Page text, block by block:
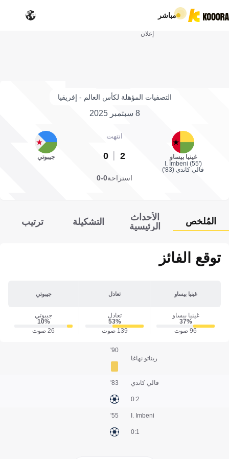
مباشر
إعلان
التصفيات المؤهلة لكأس العالم - إفريقيا
8 سبتمبر 2025
غينيا بيساو
I. Imbeni (55')
فالي كاندي (83')
انتهت
2
0 جيبوتي
استراحة0-0
المُلخص
الأحداث
الرئيسية
التشكيلة ترتيب
توقع الفائز
غينيا بيساو تعادل جيبوتي
غينيا بيساو
37‎%‎
96 صوت
تعادل
53‎%‎
139 صوت
جيبوتي
10‎%‎
26 صوت
ريناتو نهاغا
90'
فالي كاندي
2:0
83'
I. Imbeni
1:0
55'